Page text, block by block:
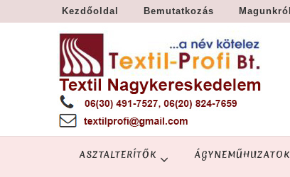
Kezdőoldal Bemutatkozás Magunkról
Textil Győr
Textil nagykereskedelem – Győr
ASZTALTERÍTŐK ÁGYNEMŰHUZATOK